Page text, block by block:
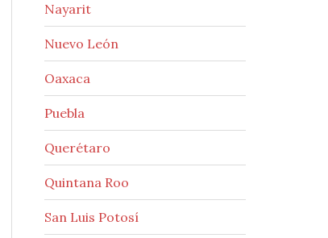
Nayarit
Nuevo León
Oaxaca
Puebla
Querétaro
Quintana Roo
San Luis Potosí